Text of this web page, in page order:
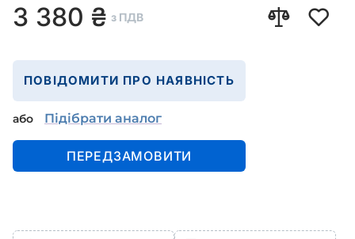
3 380 ₴ з ПДВ
ПОВІДОМИТИ ПРО НАЯВНІСТЬ
або Підібрати аналог
ПЕРЕДЗАМОВИТИ